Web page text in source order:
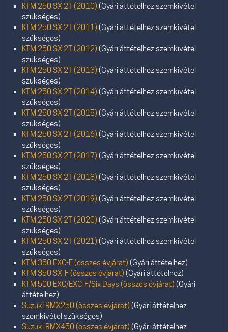
KTM 250 SX 2T (2010) (Gyári áttételhez szemkivétel
szükséges)
KTM 250 SX 2T (2011) (Gyári áttételhez szemkivétel
szükséges)
KTM 250 SX 2T (2012) (Gyári áttételhez szemkivétel
szükséges)
KTM 250 SX 2T (2013) (Gyári áttételhez szemkivétel
szükséges)
KTM 250 SX 2T (2014) (Gyári áttételhez szemkivétel
szükséges)
KTM 250 SX 2T (2015) (Gyári áttételhez szemkivétel
szükséges)
KTM 250 SX 2T (2016) (Gyári áttételhez szemkivétel
szükséges)
KTM 250 SX 2T (2017) (Gyári áttételhez szemkivétel
szükséges)
KTM 250 SX 2T (2018) (Gyári áttételhez szemkivétel
szükséges)
KTM 250 SX 2T (2019) (Gyári áttételhez szemkivétel
szükséges)
KTM 250 SX 2T (2020) (Gyári áttételhez szemkivétel
szükséges)
KTM 250 SX 2T (2021) (Gyári áttételhez szemkivétel
szükséges)
KTM 350 EXC-F (összes évjárat) (Gyári áttételhez)
KTM 350 SX-F (összes évjárat) (Gyári áttételhez)
KTM 500 EXC/EXC-F/Six Days (összes évjárat) (Gyári
áttételhez)
Suzuki RMX250 (összes évjárat) (Gyári áttételhez
szemkivétel szükséges)
Suzuki RMX450 (összes évjárat) (Gyári áttételhez